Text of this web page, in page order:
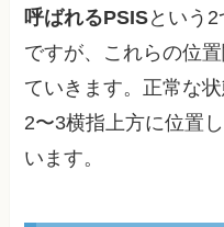
呼ばれるPSISという
ですが、これらの位
ていきます。正常な
2〜3横指上方に位置
います。